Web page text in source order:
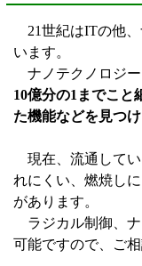
21世紀はITの他、
います。
ナノテクノロジー
10億分の1までこと
た機能などを見つ
現在、流通してい
れにくい、燃焼し
があります。
ラジカル制御、ナ
可能ですので、ご相